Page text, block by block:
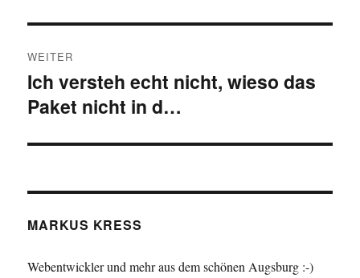
WEITER
Nächster
Beitrag:
Ich versteh echt nicht, wieso das
Paket nicht in d…
MARKUS KRESS
Webentwickler und mehr aus dem schönen Augsburg :-)